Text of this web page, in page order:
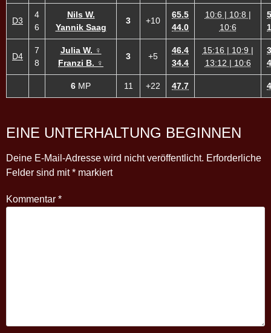
D3
4
6
Nils W.
Yannik Saag
3 +10
65.5
44.0
10:6 | 10:8 |
10:6
D4
7
8
Julia W. ♀
Franzi B. ♀
3 +5
46.4
34.4
15:16 | 10:9 |
13:12 | 10:6
6 MP 11 +22 47.7
EINE UNTERHALTUNG BEGINNEN
Deine E-Mail-Adresse wird nicht veröffentlicht. Erforderliche
Felder sind mit* markiert
Kommentar *